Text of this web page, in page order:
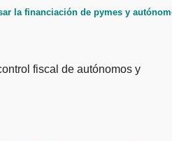
la financiación de pymes y